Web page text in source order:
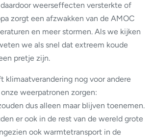
weerseffecten versterkte of
zorgt een afzwakken van de AMOC
en meer stormen. Als we kijken
we als snel dat extreem koude
pretje zijn.
klimaatverandering nog voor andere
weerpatronen zorgen:
dus alleen maar blijven toenemen.
er ook in de rest van de wereld grote
ook warmtetransport in de